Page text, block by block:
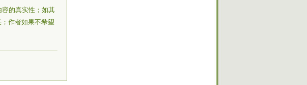
的真实性；如其
作者如果不希望